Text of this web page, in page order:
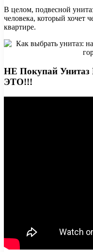
В целом, подвесной
человека, который хочет
квартире.
НЕ Покупай
ЭТО!!!